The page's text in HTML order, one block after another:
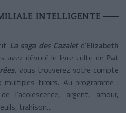
INTELLIGENTE
La saga des Cazalet d’Elizabeth
avez dévoré le livre culte de Pat
, vous trouverez votre compte
multiples tiroirs. Au programme :
l’adolescence, argent, amour,
trahison…